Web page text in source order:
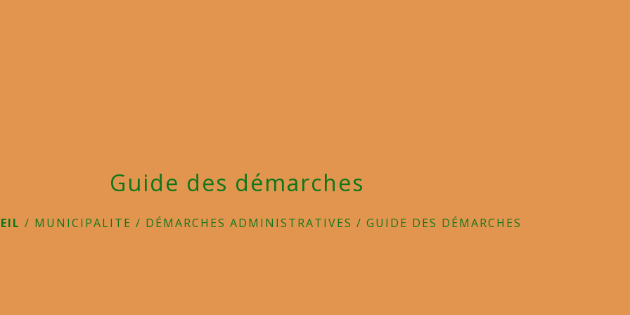
Guide des démarches
/ MUNICIPALITE / DÉMARCHES ADMINISTRATIVES / GUIDE DES DÉMARCHES